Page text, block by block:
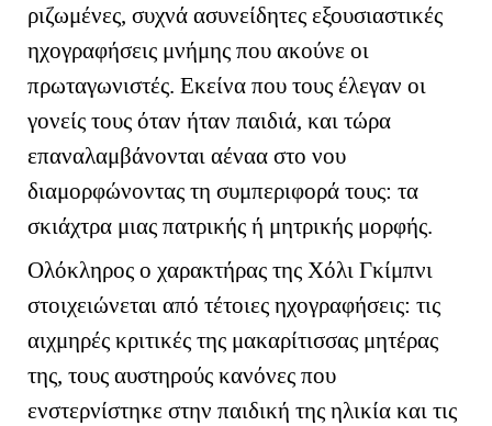
ριζωμένες, συχνά ασυνείδητες εξουσιαστικές
ηχογραφήσεις μνήμης που ακούνε οι
πρωταγωνιστές. Εκείνα που τους έλεγαν οι
γονείς τους όταν ήταν παιδιά, και τώρα
επαναλαμβάνονται αέναα στο νου
διαμορφώνοντας τη συμπεριφορά τους: τα
σκιάχτρα μιας πατρικής ή μητρικής μορφής.
Ολόκληρος ο χαρακτήρας της Χόλι Γκίμπνι
στοιχειώνεται από τέτοιες ηχογραφήσεις: τις
αιχμηρές κριτικές της μακαρίτισσας μητέρας
της, τους αυστηρούς κανόνες που
ενστερνίστηκε στην παιδική της ηλικία και τις